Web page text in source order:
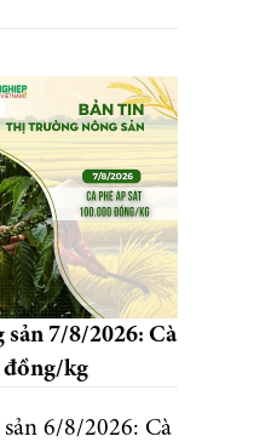
7/8/2026: Cà
đồng/kg
6/8/2026: Cà